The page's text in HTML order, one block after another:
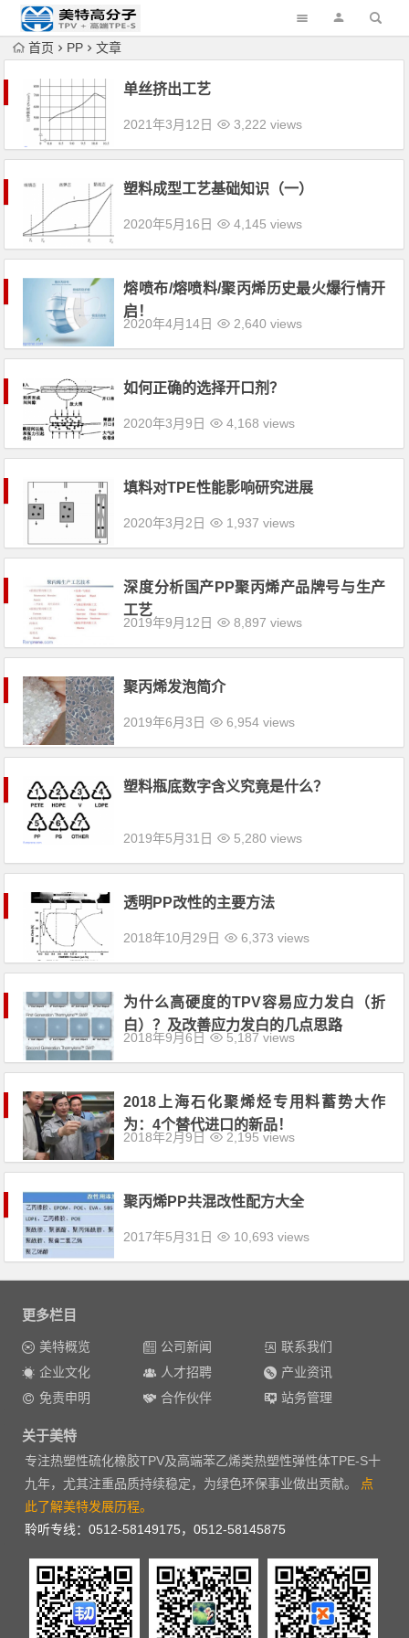
首页 PP 文章
单丝挤出工艺
2021年3月12日 3,222 views
塑料成型工艺基础知识（一）
2020年5月16日 4,145 views
熔喷布/熔喷料/聚丙烯历史最火爆行情开
启！
2020年4月14日 2,640 views
如何正确的选择开口剂？
2020年3月9日 4,168 views
填料对TPE性能影响研究进展
2020年3月2日 1,937 views
深度分析国产PP聚丙烯产品牌号与生产
工艺
2019年9月12日 8,897 views
聚丙烯发泡简介
2019年6月3日 6,954 views
塑料瓶底数字含义究竟是什么？
2019年5月31日 5,280 views
透明PP改性的主要方法
2018年10月29日 6,373 views
为什么高硬度的TPV容易应力发白（折
白）？及改善应力发白的几点思路
2018年9月6日 5,187 views
2018上海石化聚烯烃专用料蓄势大作
为：4个替代进口的新品！
2018年2月9日 2,195 views
聚丙烯PP共混改性配方大全
2017年5月31日 10,693 views
更多栏目
美特概览 公司新闻
联系我们
企业文化
人才招聘
产业资讯
免责申明
合作伙伴 站务管理
关于美特
专注热塑性硫化橡胶TPV及高端苯乙烯类热塑性弹性体TPE-S十
九年，尤其注重品质持续稳定，为绿色环保事业做出贡献。 点
此了解美特发展历程。
聆听专线：0512-58149175，0512-58145875